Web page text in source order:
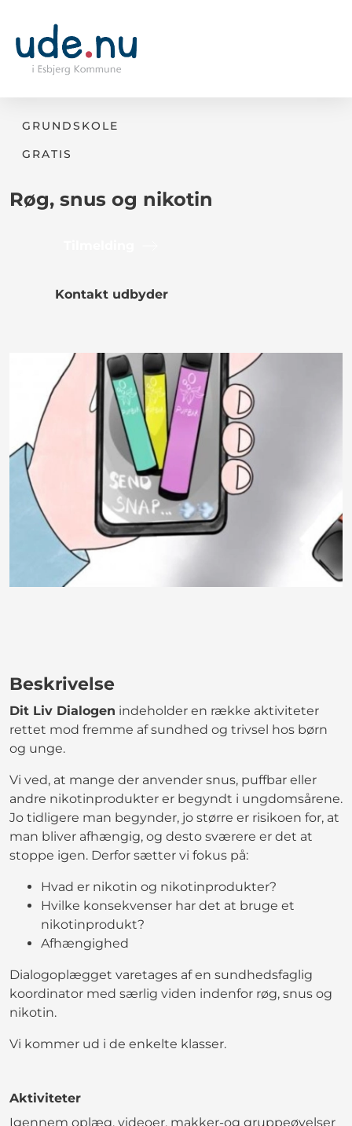
GRUNDSKOLE
GRATIS
Røg, snus og nikotin
Kontakt udbyder
Beskrivelse
Dit Liv Dialogen indeholder en række aktiviteter
rettet mod fremme af sundhed og trivsel hos børn
og unge.
Vi ved, at mange der anvender snus, puffbar eller
andre nikotinprodukter er begyndt i ungdomsårene.
Jo tidligere man begynder, jo større er risikoen for, at
man bliver afhængig, og desto sværere er det at
stoppe igen. Derfor sætter vi fokus på:
Hvad er nikotin og nikotinprodukter?
Hvilke konsekvenser har det at bruge et
nikotinprodukt?
Afhængighed
Dialogoplægget varetages af en sundhedsfaglig
koordinator med særlig viden indenfor røg, snus og
nikotin.
Vi kommer ud i de enkelte klasser.
Aktiviteter
Igennem oplæg, videoer, makker-og gruppeøvelser